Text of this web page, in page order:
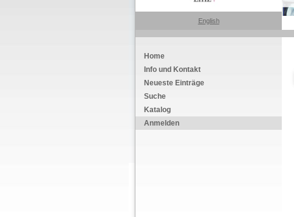
English
Home
Info und Kontakt
Neueste Einträge
Suche
Katalog
Anmelden